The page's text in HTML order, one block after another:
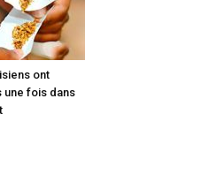
ont
une fois dans